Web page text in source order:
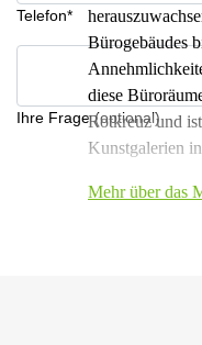
Telefon*
Ihre Frage (optional)
Bürogebäudes
diese
Rotkreuz und
Kunstgalerien
Mehr über das